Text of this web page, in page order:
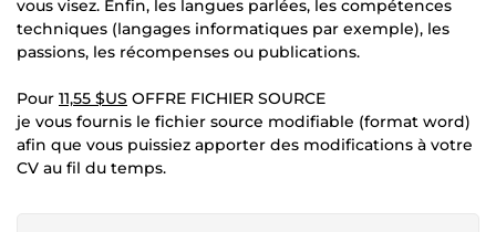
vous visez. Enfin, les langues parlées, les compétences
techniques (langages informatiques par exemple), les
passions, les récompenses ou publications.
Pour 11,55 $US OFFRE FICHIER SOURCE
je vous fournis le fichier source modifiable (format word)
afin que vous puissiez apporter des modifications à votre
CV au fil du temps.